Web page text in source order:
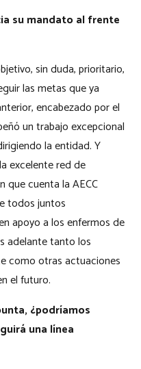
su mandato al frente
sin duda, prioritario,
las metas que ya
encabezado por el
un trabajo excepcional
la entidad. Y
excelente red de
que cuenta la AECC
todos juntos
apoyo a los enfermos de
adelante tanto los
como otras actuaciones
el futuro.
¿podríamos
una línea